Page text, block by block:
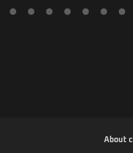
About